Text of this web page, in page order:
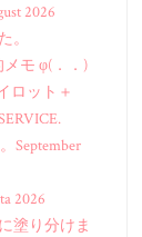
2026
。
モ φ(．．)
ロット＋
September
2026
塗り分けま